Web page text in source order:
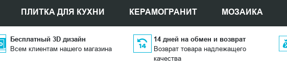
ПЛИТКА ДЛЯ КУХНИ КЕРАМОГРАНИТ МОЗАИКА
Бесплатный 3D дизайн
Всем клиентам нашего магазина
14 дней на обмен и возврат
Возврат товара надлежащего
качества